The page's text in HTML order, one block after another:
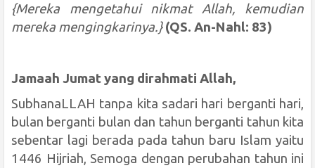
{Mereka mengetahui nikmat Allah, kemudian
mereka mengingkarinya.}(QS. An-Nahl: 83)
Jamaah Jumat yang dirahmati Allah,
SubhanaLLAH tanpa kita sadari hari berganti hari,
bulan berganti bulan dan tahun berganti tahun kita
sebentar lagi berada pada tahun baru Islam yaitu
1446 Hijriah, Semoga dengan perubahan tahun ini